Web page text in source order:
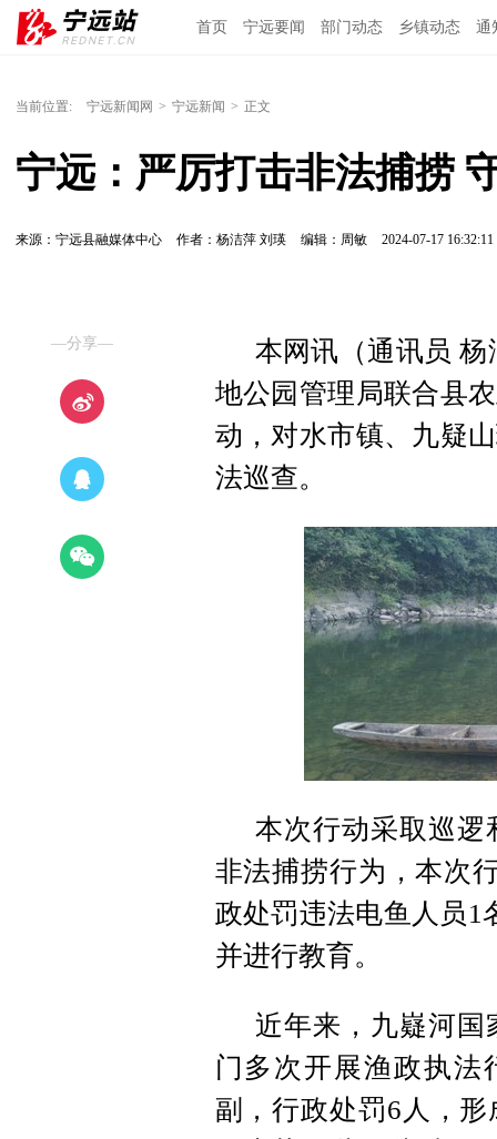
首页 宁远要闻 部门动态 乡镇动态 通
当前位置: 宁远新闻网 > 宁远新闻 > 正文
宁远：严厉打击非法捕捞
来源：宁远县融媒体中心 作者：杨洁萍 刘瑛 编辑：周敏 2024-07-17 16:32:11
—分享—
本网讯（通讯员
地公园管理局联合县
动，对水市镇、九疑
法巡查。
本次行动采取巡逻
非法捕捞行为，本次
政处罚违法电鱼人员1
并进行教育。
近年来，九嶷河国
门多次开展渔政执法
副，行政处罚6人，